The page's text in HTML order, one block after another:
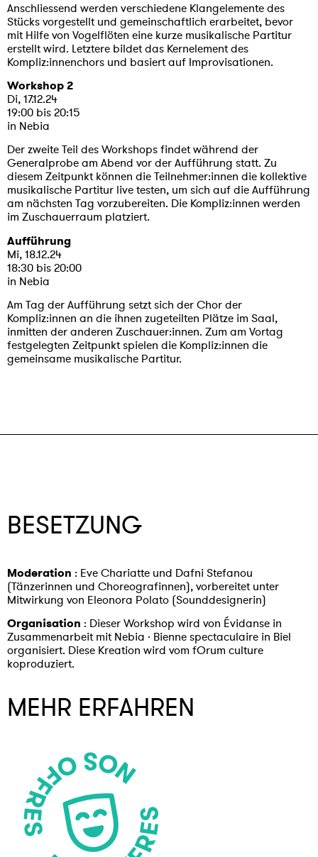
Anschliessend werden verschiedene Klangelemente des
Stücks vorgestellt und gemeinschaftlich erarbeitet, bevor
mit Hilfe von Vogelflöten eine kurze musikalische Partitur
erstellt wird. Letztere bildet das Kernelement des
Kompliz:innenchors und basiert auf Improvisationen.
Workshop 2
Di, 17.12.24
19:00 bis 20:15
in Nebia
Der zweite Teil des Workshops findet während der
Generalprobe am Abend vor der Aufführung statt. Zu
diesem Zeitpunkt können die Teilnehmer:innen die kollektive
musikalische Partitur live testen, um sich auf die Aufführung
am nächsten Tag vorzubereiten. Die Kompliz:innen werden
im Zuschauerraum platziert.
Aufführung
Mi, 18.12.24
18:30 bis 20:00
in Nebia
Am Tag der Aufführung setzt sich der Chor der
Kompliz:innen an die ihnen zugeteilten Plätze im Saal,
inmitten der anderen Zuschauer:innen. Zum am Vortag
festgelegten Zeitpunkt spielen die Kompliz:innen die
gemeinsame musikalische Partitur.
BESETZUNG
Moderation : Eve Chariatte und Dafni Stefanou
(Tänzerinnen und Choreografinnen), vorbereitet unter
Mitwirkung von Eleonora Polato (Sounddesignerin)
Organisation : Dieser Workshop wird von Évidanse in
Zusammenarbeit mit Nebia · Bienne spectaculaire in Biel
organisiert. Diese Kreation wird vom fOrum culture
koproduziert.
MEHR ERFAHREN